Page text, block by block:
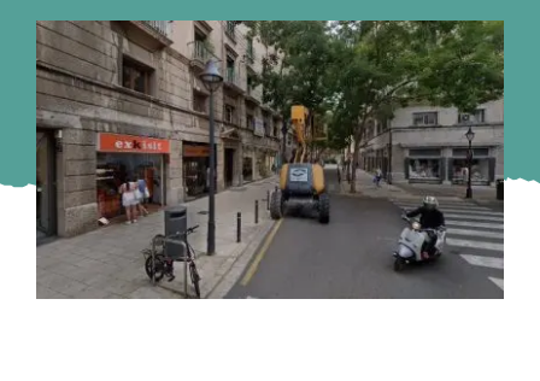
Gijón
Vigo
Córdoba